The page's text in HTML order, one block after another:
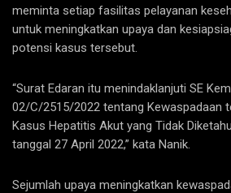
meminta setiap fasilitas pelayanan
untuk meningkatkan upaya dan
potensi kasus tersebut.
“Surat Edaran itu menindaklanjuti SE
02/C/2515/2022 tentang Kewaspadaan
Kasus Hepatitis Akut yang Tidak
tanggal 27 April 2022,” kata Nanik.
Sejumlah upaya meningkatkan